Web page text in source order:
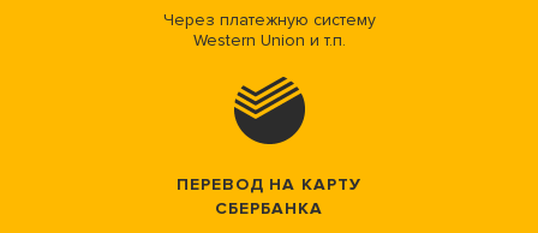
Через платежную систему
Western Union и т.п.
ПЕРЕВОД НА КАРТУ
СБЕРБАНКА